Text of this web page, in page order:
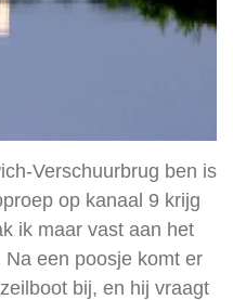
Verschuurbrug ben is
op kanaal 9 krijg
ik maar vast aan het
een poosje komt er
bij, en hij vraagt